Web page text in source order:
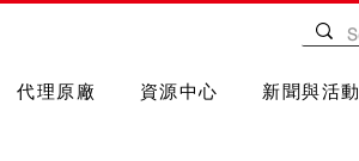
代理原廠 資源中心 新聞與活動